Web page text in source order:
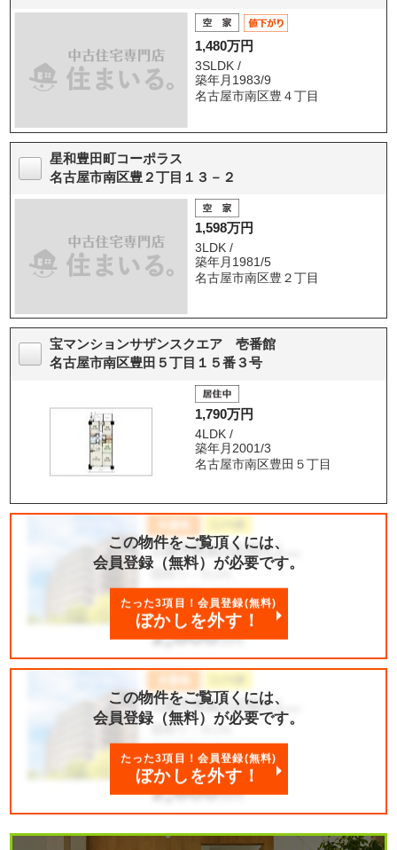
1,480万円
3SLDK /
築年月1983/9
名古屋市南区豊４丁目
星和豊田町コーポラス
名古屋市南区豊２丁目１３－２
1,598万円
3LDK /
築年月1981/5
名古屋市南区豊２丁目
宝マンションサザンスクエア 壱番館
名古屋市南区豊田５丁目１５番３号
1,790万円
4LDK /
築年月2001/3
名古屋市南区豊田５丁目
この物件をご覧頂くには、
会員登録（無料）が必要です。
たった3項目！会員登録(無料)
ぼかしを外す！
この物件をご覧頂くには、
会員登録（無料）が必要です。
たった3項目！会員登録(無料)
ぼかしを外す！